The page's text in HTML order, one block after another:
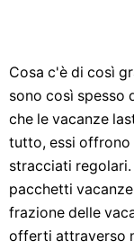
Cosa c'è di così
sono così spesso
che le vacanze
tutto, essi
stracciati
pacchetti
frazione delle
offerti attraverso